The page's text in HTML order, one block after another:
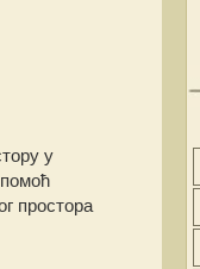
у
простора